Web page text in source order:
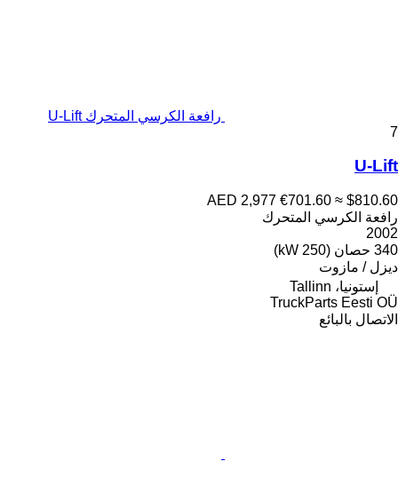
رافعة الكرسي المتحرك U-Lift
7
U-Lift
AED 2,977 €701.60 ≈ $810.60
رافعة الكرسي المتحرك
2002
340 حصان (250 kW)
ديزل / مازوت
إستونيا، Tallinn
TruckParts Eesti OÜ
الاتصال بالبائع